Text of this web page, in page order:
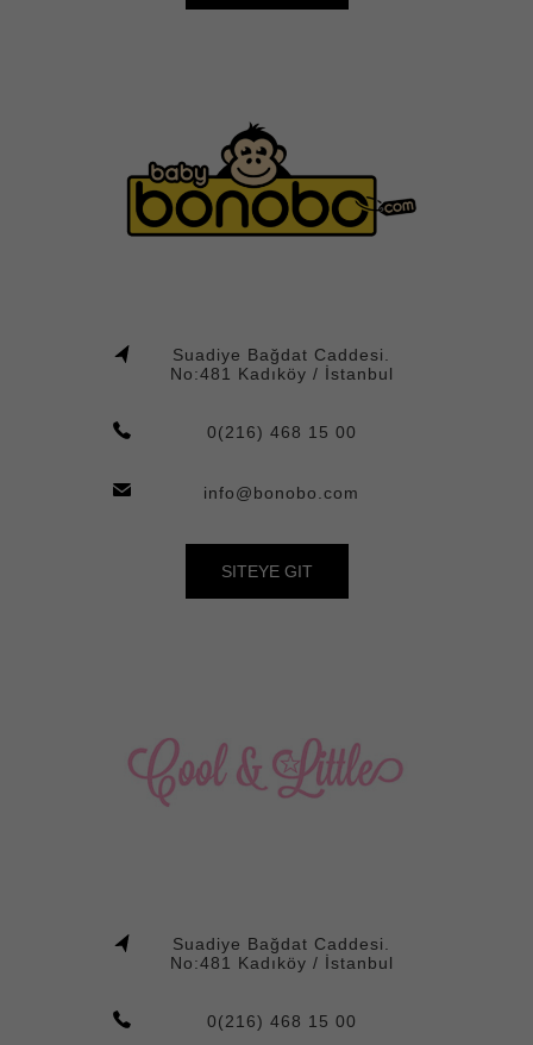
Suadiye Bağdat Caddesi.
No:481 Kadıköy / İstanbul
0(216) 468 15 00
info@bonobo.com
SITEYE GIT
Suadiye Bağdat Caddesi.
No:481 Kadıköy / İstanbul
0(216) 468 15 00